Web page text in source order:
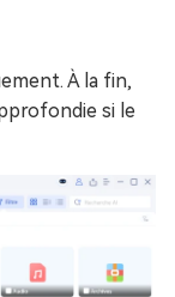
À la fin,
si le